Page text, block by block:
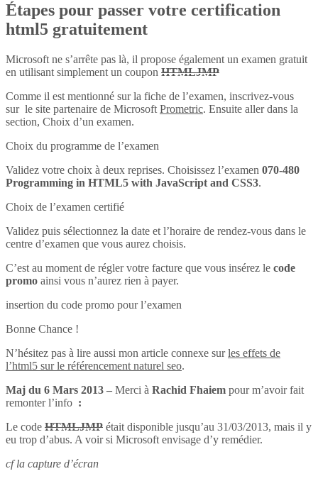
Étapes pour passer votre certification
html5 gratuitement
Microsoft ne s’arrête pas là, il propose également un examen gratuit
en utilisant simplement un coupon HTMLJMP
Comme il est mentionné sur la fiche de l’examen, inscrivez-vous
sur le site partenaire de Microsoft Prometric. Ensuite aller dans la
section, Choix d’un examen.
Choix du programme de l’examen
Validez votre choix à deux reprises. Choisissez l’examen 070-480
Programming in HTML5 with JavaScript and CSS3.
Choix de l’examen certifié
Validez puis sélectionnez la date et l’horaire de rendez-vous dans le
centre d’examen que vous aurez choisis.
C’est au moment de régler votre facture que vous insérez le code
promo ainsi vous n’aurez rien à payer.
insertion du code promo pour l’examen
Bonne Chance !
N’hésitez pas à lire aussi mon article connexe surles effets de
l’html5 sur le référencement naturel seo.
Maj du 6 Mars 2013 – Merci à Rachid Fhaiem pour m’avoir fait
remonter l’info :
Le code HTMLJMP était disponible jusqu’au 31/03/2013, mais il y
eu trop d’abus. A voir si Microsoft envisage d’y remédier.
cf la capture d’écran